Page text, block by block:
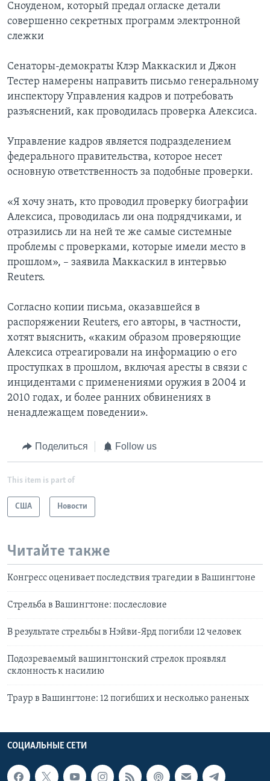
Сноуденом, который предал огласке детали
совершенно секретных программ электронной
слежки
Сенаторы-демократы Клэр Маккаскил и Джон
Тестер намерены направить письмо генеральному
инспектору Управления кадров и потребовать
разъяснений, как проводилась проверка Алексиса.
Управление кадров является подразделением
федерального правительства, которое несет
основную ответственность за подобные проверки.
«Я хочу знать, кто проводил проверку биографии
Алексиса, проводилась ли она подрядчиками, и
отразились ли на ней те же самые системные
проблемы с проверками, которые имели место в
прошлом», – заявила Маккаскил в интервью
Reuters.
Согласно копии письма, оказавшейся в
распоряжении Reuters, его авторы, в частности,
хотят выяснить, «каким образом проверяющие
Алексиса отреагировали на информацию о его
проступках в прошлом, включая аресты в связи с
инцидентами с применениями оружия в 2004 и
2010 годах, и более ранних обвинениях в
ненадлежащем поведении».
Поделиться Follow us
This item is part of
США Новости
Читайте также
Конгресс оценивает последствия трагедии в Вашингтоне
Стрельба в Вашингтоне: послесловие
В результате стрельбы в Нэйви-Ярд погибли 12 человек
Подозреваемый вашингтонский стрелок проявлял
склонность к насилию
Траур в Вашингтоне: 12 погибших и несколько раненых
СОЦИАЛЬНЫЕ СЕТИ